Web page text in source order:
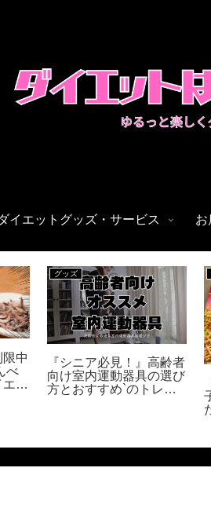
イエットグッズ・サービス お
中
べ
ッ
グッズ
『シニア必見！』高齢者
向け室内運動器具の選び
方とおすすめ`のトレー